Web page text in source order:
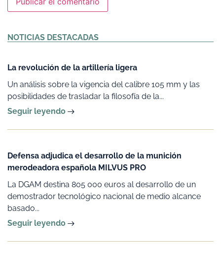
NOTICIAS DESTACADAS
La revolución de la artillería ligera
Un análisis sobre la vigencia del calibre 105 mm y las
posibilidades de trasladar la filosofía de la...
Seguir leyendo
Defensa adjudica el desarrollo de la munición
merodeadora española MILVUS PRO
La DGAM destina 805 000 euros al desarrollo de un
demostrador tecnológico nacional de medio alcance
basado...
Seguir leyendo